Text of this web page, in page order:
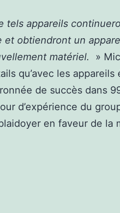
tels appareils
et obtiendront un
matériel. »
qu’avec les appareils
de succès dans
d’expérience du
en faveur de la